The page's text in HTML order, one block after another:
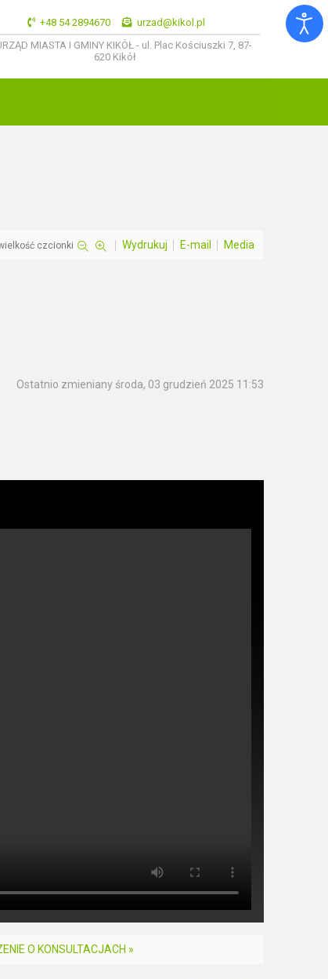
+48 54 2894670
urzad@kikol.pl
MIASTA I GMINY KIKÓŁ - ul. Plac Kościuszki 7, 87-
620 Kikół
czcionki Wydrukuj E-mail Media
Ostatnio zmieniany środa, 03 grudzień 2025 11:53
O KONSULTACJACH »